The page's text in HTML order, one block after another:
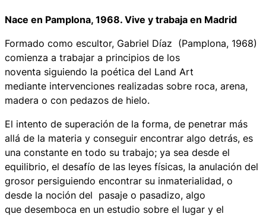
Nace en Pamplona, 1968. Vive y trabaja en Madrid
Formado como escultor, Gabriel Díaz (Pamplona, 1968)
comienza a trabajar a principios de los
noventa siguiendo la poética del Land Art
mediante intervenciones realizadas sobre roca, arena,
madera o con pedazos de hielo.
El intento de superación de la forma, de penetrar más
allá de la materia y conseguir encontrar algo detrás, es
una constante en todo su trabajo; ya sea desde el
equilibrio, el desafío de las leyes físicas, la anulación del
grosor persiguiendo encontrar su inmaterialidad, o
desde la noción del pasaje o pasadizo, algo
que desemboca en un estudio sobre el lugar y el